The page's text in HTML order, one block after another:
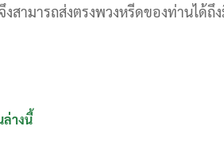
สามารถส่งตรงพวงหรีดของท่านได้ถึ
ล่างนี้